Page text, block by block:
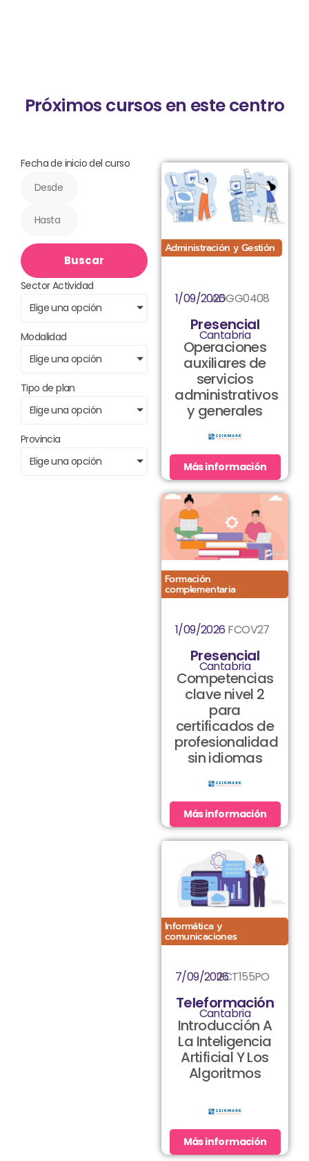
Próximos cursos en este centro
Fecha de inicio del curso
Buscar
Sector Actividad
Elige una opción
Modalidad
Elige una opción
Tipo de plan
Elige una opción
Provincia
Elige una opción
Administración y Gestión
ADGG0408
1/09/2026
Presencial
Cantabria
Operaciones
auxiliares de
servicios
administrativos
y generales
Más información
Formación
complementaria
FCOV27
1/09/2026
Presencial
Cantabria
Competencias
clave nivel 2
para
certificados de
profesionalidad
sin idiomas
Más información
Informática y
comunicaciones
IFCT155PO
7/09/2026
Teleformación
Cantabria
Introducción A
La Inteligencia
Artificial Y Los
Algoritmos
Más información